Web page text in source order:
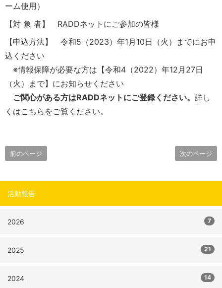
ーム使用）
【対 象 者】 RADDネットにご参加の皆様
【申込方法】 令和5（2023）年1月10日（火）までにお申
込ください
※情報保障が必要な方は【令和4（2022）年12月27日
（火）まで】にお知らせください
ご関心がある方はRADDネットにご登録ください。 詳し
くはこちら をご覧ください。
前のページ 次のページ
活動報告
2026 7
2025 21
2024 14